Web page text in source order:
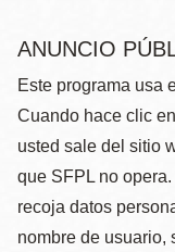
ANUNCIO
Este programa usa
Cuando hace clic
usted sale del sitio
que SFPL no
recoja datos
nombre de usuario,